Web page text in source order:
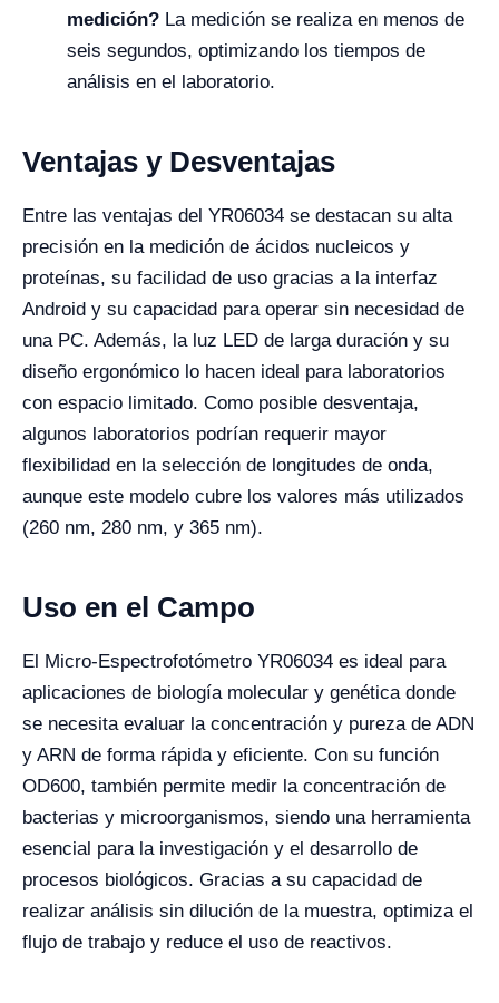
medición? La medición se realiza en menos de
seis segundos, optimizando los tiempos de
análisis en el laboratorio.
Ventajas y Desventajas
Entre las ventajas del YR06034 se destacan su alta
precisión en la medición de ácidos nucleicos y
proteínas, su facilidad de uso gracias a la interfaz
Android y su capacidad para operar sin necesidad de
una PC. Además, la luz LED de larga duración y su
diseño ergonómico lo hacen ideal para laboratorios
con espacio limitado. Como posible desventaja,
algunos laboratorios podrían requerir mayor
flexibilidad en la selección de longitudes de onda,
aunque este modelo cubre los valores más utilizados
(260 nm, 280 nm, y 365 nm).
Uso en el Campo
El Micro-Espectrofotómetro YR06034 es ideal para
aplicaciones de biología molecular y genética donde
se necesita evaluar la concentración y pureza de ADN
y ARN de forma rápida y eficiente. Con su función
OD600, también permite medir la concentración de
bacterias y microorganismos, siendo una herramienta
esencial para la investigación y el desarrollo de
procesos biológicos. Gracias a su capacidad de
realizar análisis sin dilución de la muestra, optimiza el
flujo de trabajo y reduce el uso de reactivos.